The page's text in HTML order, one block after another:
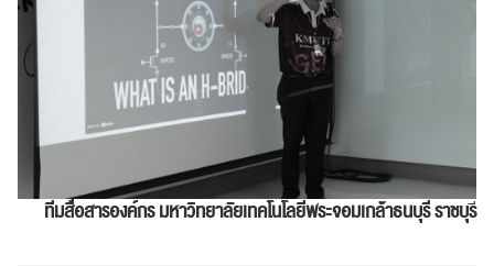
ทีมสื่อสารองค์กรมหาวิทยาลัยเทคโนโลยีพระจอมเกล้าธนบุรี ราชบุร